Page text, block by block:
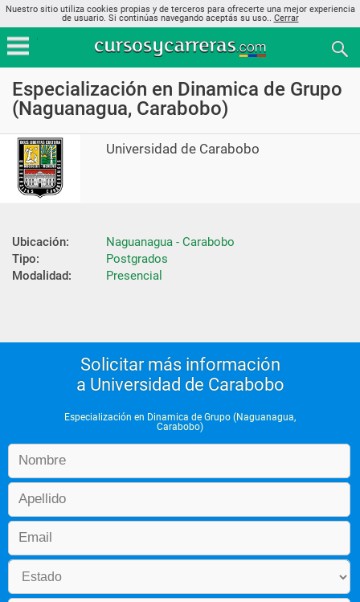
Nuestro sitio utiliza cookies propias y de terceros para ofrecerte una mejor experiencia
de usuario. Si continúas navegando aceptás su uso.. Cerrar
Especialización en Dinamica de Grupo
(Naguanagua, Carabobo)
Universidad de Carabobo
Ubicación:
Naguanagua - Carabobo
Tipo:
Postgrados
Modalidad:
Presencial
Solicitar más información
a Universidad de Carabobo
Especialización en Dinamica de Grupo (Naguanagua,
Carabobo)